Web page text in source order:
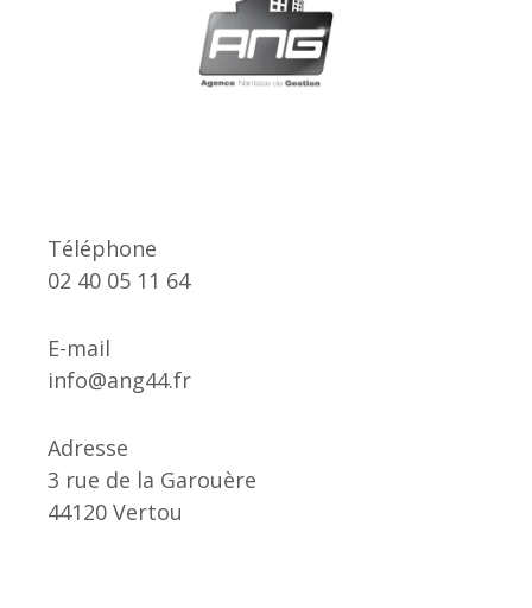
Téléphone
02 40 05 11 64
E-mail
info@ang44.fr
Adresse
3 rue de la Garouère
44120 Vertou